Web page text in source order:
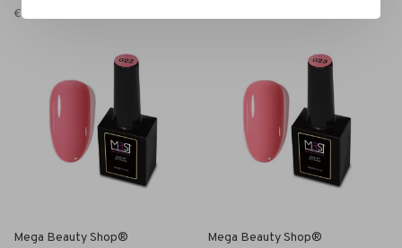
€13,90
Mega Beauty Shop® Mega Beauty Shop®